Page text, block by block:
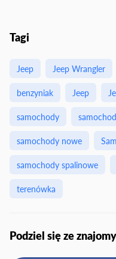
Tagi
Jeep Jeep Wrangler
benzyniak
Jeep
samochody
samochody nowe
samochody spalinowe
terenówka
Podziel się ze